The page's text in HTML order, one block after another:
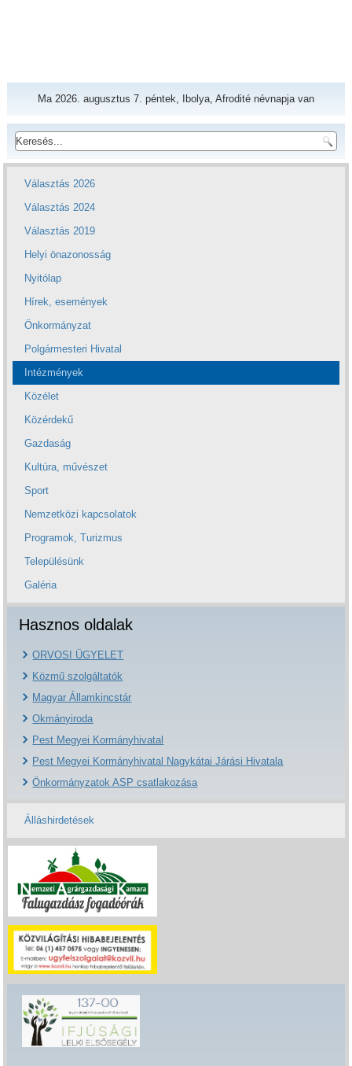
Ma 2026. augusztus 7. péntek, Ibolya, Afrodité névnapja van
Választás 2026
Választás 2024
Választás 2019
Helyi önazonosság
Nyitólap
Hírek, események
Önkormányzat
Polgármesteri Hivatal
Intézmények
Közélet
Közérdekű
Gazdaság
Kultúra, művészet
Sport
Nemzetközi kapcsolatok
Programok, Turizmus
Településünk
Galéria
Hasznos oldalak
ORVOSI ÜGYELET
Közmű szolgáltatók
Magyar Államkincstár
Okmányiroda
Pest Megyei Kormányhivatal
Pest Megyei Kormányhivatal Nagykátai Járási Hivatala
Önkormányzatok ASP csatlakozása
Álláshirdetések